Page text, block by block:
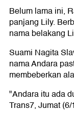
Belum lama ini,
panjang Lily.
nama belakang
Suami Nagita
nama Andara
membeberkan
"Andara itu ada
Trans7, Jumat (6/